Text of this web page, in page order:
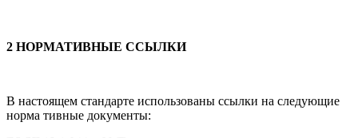
2 НОРМАТИВНЫЕ ССЫЛКИ
В настоящем стандарте использованы ссылки на следующие
норма тивные документы: